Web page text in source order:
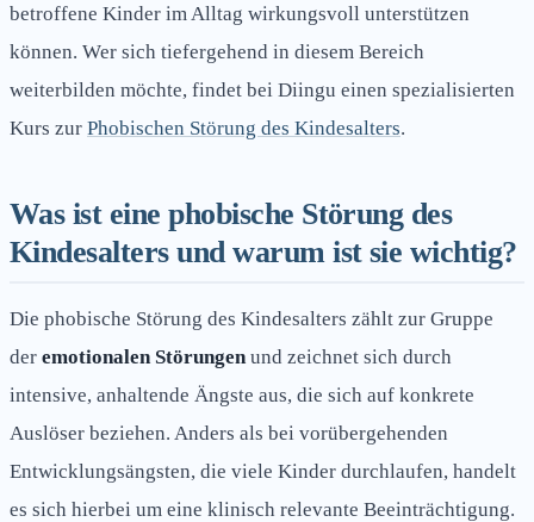
betroffene Kinder im Alltag wirkungsvoll unterstützen
können. Wer sich tiefergehend in diesem Bereich
weiterbilden möchte, findet bei Diingu einen spezialisierten
Kurs zur Phobischen Störung des Kindesalters.
Was ist eine phobische Störung des
Kindesalters und warum ist sie wichtig?
Die phobische Störung des Kindesalters zählt zur Gruppe
der emotionalen Störungenund zeichnet sich durch
intensive, anhaltende Ängste aus, die sich auf konkrete
Auslöser beziehen. Anders als bei vorübergehenden
Entwicklungsängsten, die viele Kinder durchlaufen, handelt
es sich hierbei um eine klinisch relevante Beeinträchtigung.